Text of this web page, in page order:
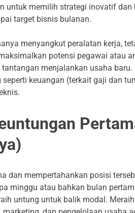
untuk memilih strategi inovatif
target bisnis bulanan.
menyangkut peralatan kerja,
potensi pegawai atau
menjalankan usaha
keuangan (terkait gaji dan
dan mempertahankan posisi
minggu atau bahkan bulan
untung untuk balik modal.